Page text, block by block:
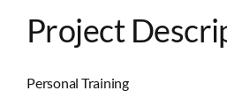
Project
Personal Training